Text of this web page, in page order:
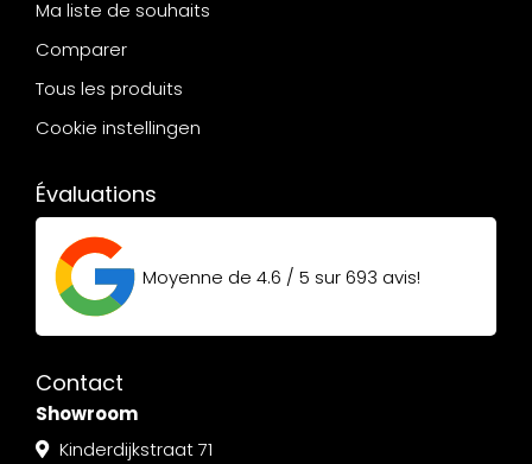
Ma liste de souhaits
Comparer
Tous les produits
Cookie instellingen
Évaluations
Moyenne de 4.6 / 5 sur693 avis!
Contact
Showroom
Kinderdijkstraat 71